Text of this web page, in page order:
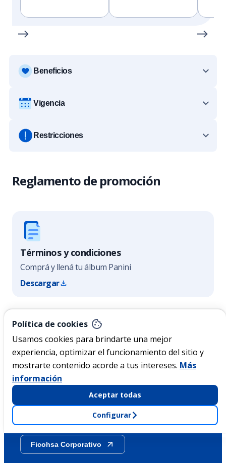
Beneficios
Vigencia
Restricciones
Reglamento de promoción
Términos y condiciones
Comprá y llená tu álbum Panini
Descargar
Política de cookies
Usamos cookies para brindarte una mejor
experiencia, optimizar el funcionamiento del sitio y
mostrarte contenido acorde a tus intereses. Más
información
Aceptar todas
Configurar
Nicaragua
Acerca de Ficohsa
Sostenibilidad
Ficohsa Corporativo